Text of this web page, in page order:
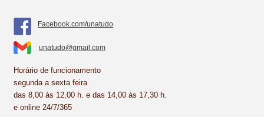
Facebook.com/unatudo
unatudo@gmail.com
Horário de funcionamento
segunda a sexta feira
das 8,00 às 12,00 h. e das 14,00 às 17,30 h.
e online 24/7/365